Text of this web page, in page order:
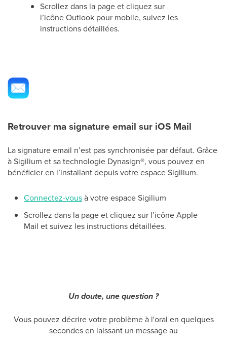
Scrollez dans la page et cliquez sur
l’icône Outlook pour mobile, suivez les
instructions détaillées.
Retrouver ma signature email sur iOS Mail
La signature email n’est pas synchronisée par défaut. Grâce
à Sigilium et sa technologie Dynasign®, vous pouvez en
bénéficier en l’installant depuis votre espace Sigilium.
Connectez-vousà votre espace Sigilium
Scrollez dans la page et cliquez sur l’icône Apple
Mail et suivez les instructions détaillées.
Un doute, une question ?
Vous pouvez décrire votre problème à l'oral en quelques
secondes en laissant un message au